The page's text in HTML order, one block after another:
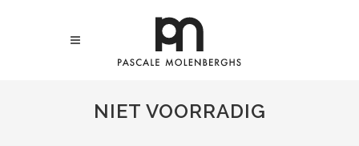
NIET VOORRADIG